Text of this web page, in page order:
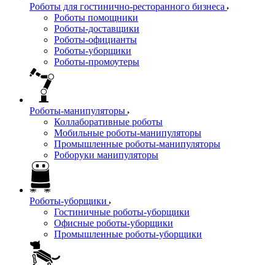
Роботы для гостинично-ресторанного бизнеса
Роботы помощники
Роботы-доставщики
Роботы-официанты
Роботы-уборщики
Роботы-промоутеры
Роботы-манипуляторы
Коллаборативные роботы
Мобильные роботы-манипуляторы
Промышленные роботы-манипуляторы
Роборуки манипуляторы
Роботы-уборщики
Гостиничные роботы-уборщики
Офисные роботы-уборщики
Промышленные роботы-уборщики